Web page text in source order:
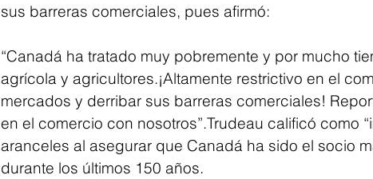
sus barreras comerciales, pues afirmó:
“Canadá ha tratado muy pobremente y por mucho
agrícola y agricultores.¡Altamente restrictivo en el
mercados y derribar sus barreras comerciales!
en el comercio con nosotros”.Trudeau calificó como
aranceles al asegurar que Canadá ha sido el socio
durante los últimos 150 años.